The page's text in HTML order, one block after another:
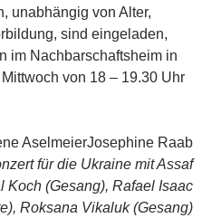
unabhängig von Alter,
sind eingeladen,
im Nachbarschaftsheim in
von 18 – 19.30 Uhr
AselmeierJosephine Raab
für die Ukraine mit Assaf
Koch (Gesang), Rafael Isaac
Roksana Vikaluk (Gesang)